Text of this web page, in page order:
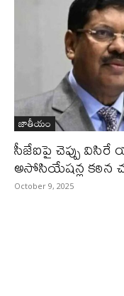
జాతీయం
సీజేఐపై చెప్పు
అసోసియేషన్ల కఠిన
October 9, 2025